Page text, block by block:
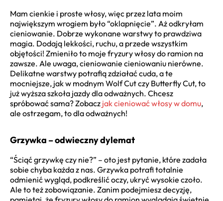
Mam cienkie i proste włosy, więc przez lata moim
największym wrogiem było “oklapnięcie”. Aż odkryłam
cieniowanie. Dobrze wykonane warstwy to prawdziwa
magia. Dodają lekkości, ruchu, a przede wszystkim
objętości! Zmieniło to moje fryzury włosy do ramion na
zawsze. Ale uwaga, cieniowanie cieniowaniu nierówne.
Delikatne warstwy potrafią zdziałać cuda, a te
mocniejsze, jak w modnym Wolf Cut czy Butterfly Cut, to
już wyższa szkoła jazdy dla odważnych. Chcesz
spróbować sama? Zobacz jak cieniować włosy w domu,
ale ostrzegam, to dla odważnych!
Grzywka – odwieczny dylemat
“Ściąć grzywkę czy nie?” – oto jest pytanie, które zadała
sobie chyba każda z nas. Grzywka potrafi totalnie
odmienić wygląd, podkreślić oczy, ukryć wysokie czoło.
Ale to też zobowiązanie. Zanim podejmiesz decyzję,